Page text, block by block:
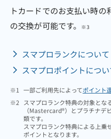
トカードでのお支払い時
の交換が可能です。
※3
スマプロランクについて
スマプロポイントについ
※1 一部ご利用先によってポイント
※2
スマプロランク特典の対象と
（Mastercard®）とプラチナ
類です。
スマプロランク特典による上乗
ポイントとなります。